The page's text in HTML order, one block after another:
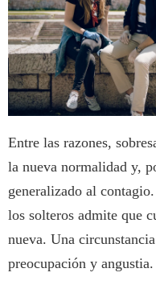
Entre las razones,
la nueva normalidad y,
generalizado al
los solteros admite que
nueva. Una
preocupación y angustia.